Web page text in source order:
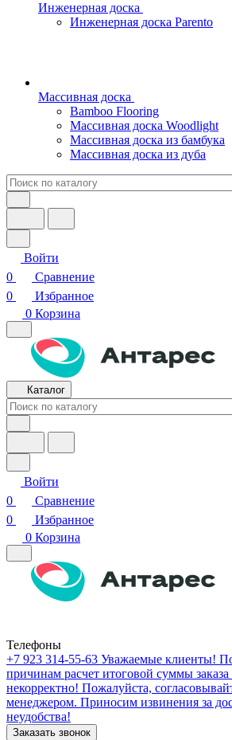
Инженерная доска
Инженерная доска Parento
Массивная доска
Bamboo Flooring
Массивная доска Woodlight
Массивная доска из бамбука
Массивная доска из дуба
Войти
0
Сравнение
0
Избранное
0 Корзина
Каталог
Войти
0
Сравнение
0
Избранное
0 Корзина
Телефоны
+7 923 314-55-63 Уважаемые клиенты!
причинам расчет итоговой суммы заказа
некорректно! Пожалуйста,
менеджером. Приносим извинения за
неудобства!
Заказать звонок